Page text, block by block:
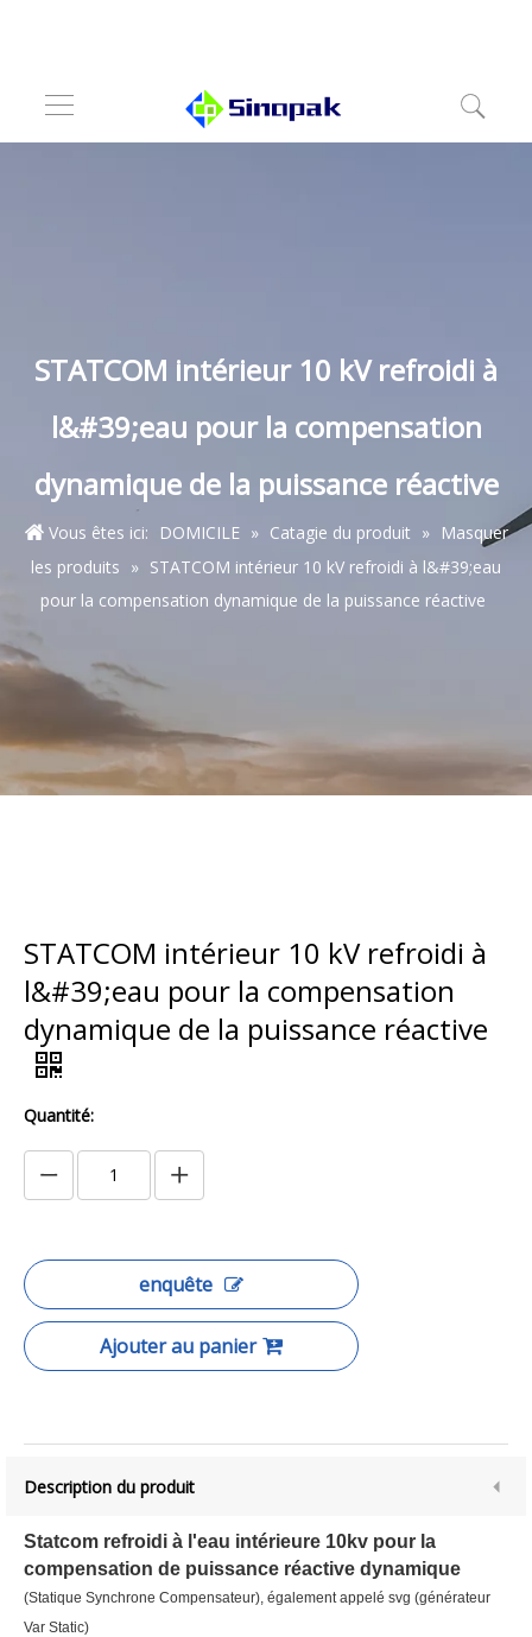
STATCOM intérieur 10 kV refroidi à
l&#39;eau pour la compensation
dynamique de la puissance réactive
Vous êtes ici: DOMICILE » Catagie du produit » Masquer
les produits » STATCOM intérieur 10 kV refroidi à l&#39;eau
pour la compensation dynamique de la puissance réactive
STATCOM intérieur 10 kV refroidi à
l&#39;eau pour la compensation
dynamique de la puissance réactive
Quantité:
enquête
Ajouter au panier
Description du produit
Statcom refroidi à l'eau intérieure 10kv pour la
compensation de puissance réactive dynamique
(Statique Synchrone Compensateur), également appelé svg (générateur
Var Static)